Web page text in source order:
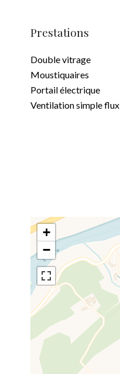
Prestations
Double vitrage
Moustiquaires
Portail électrique
Ventilation simple flux
+
−